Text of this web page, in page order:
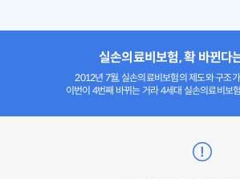
실손의료비보험, 확 바뀐다
2012년 7월, 실손의료비보험의 제도와 구조
이번이 4번째 바뀌는 거라 4세대 실손의료비보